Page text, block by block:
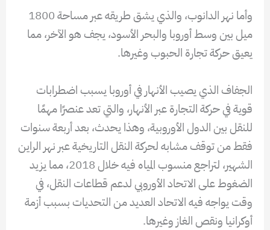
وأما نهر الدانوب، والذي يشق طريقه عبر مساحة 1800
ميل بين وسط أوروبا والبحر الأسود، يجف هو الآخر، مما
يعيق حركة تجارة الحبوب وغيرها.
الجفاف الذي يصيب الأنهار في أوروبا يسبب اضطرابات
قوية في حركة التجارة عبر الأنهار، والتي تعد عنصرًا مهمًا
للنقل بين الدول الأوروبية، وهذا يحدث، بعد أربعة سنوات
فقط من توقف مشابه لحركة النقل التاريخية عبر نهر الراين
الشهير، لتراجع منسوب المياه فيه خلال 2018، مما يزيد
الضغوط على الاتحاد الأوروبي لدعم قطاعات النقل، في
وقت يواجه فيه الاتحاد العديد من التحديات بسبب أزمة
أوكرانيا ونقص الغاز وغيرها.